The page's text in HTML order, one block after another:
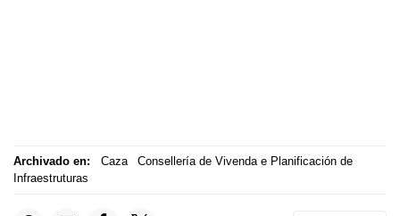
Archivado en: Caza
Consellería de Vivenda e Planificación de
Infraestruturas